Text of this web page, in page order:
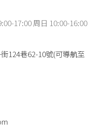
17:00 周日 10:00-16:00
124巷62-10號(可導航至